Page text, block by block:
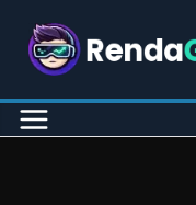
para
conteúdo